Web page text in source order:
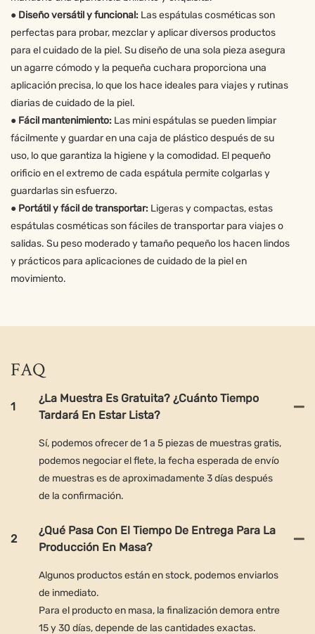
● Diseño versátil y funcional: Las espátulas cosméticas son
perfectas para probar, mezclar y aplicar diversos productos
para el cuidado de la piel. Su diseño de una sola pieza asegura
un agarre cómodo y la pequeña cuchara proporciona una
aplicación precisa, lo que los hace ideales para viajes y rutinas
diarias de cuidado de la piel.
● Fácil mantenimiento: Las mini espátulas se pueden limpiar
fácilmente y guardar en una caja de plástico después de su
uso, lo que garantiza la higiene y la comodidad. El pequeño
orificio en el extremo de cada espátula permite colgarlas y
guardarlas sin esfuerzo.
● Portátil y fácil de transportar: Ligeras y compactas, estas
espátulas cosméticas son fáciles de transportar para viajes o
salidas. Su peso moderado y tamaño pequeño los hacen lindos
y prácticos para aplicaciones de cuidado de la piel en
movimiento.
FAQ
1
¿La Muestra Es Gratuita? ¿Cuánto Tiempo
Tardará En Estar Lista?
Sí, podemos ofrecer de 1 a 5 piezas de muestras gratis,
podemos negociar el flete, la fecha esperada de envío
de muestras es de aproximadamente 3 días después
de la confirmación.
2
¿Qué Pasa Con El Tiempo De Entrega Para La
Producción En Masa?
Algunos productos están en stock, podemos enviarlos
de inmediato.
Para el producto en masa, la finalización demora entre
15 y 30 días, depende de las cantidades exactas.